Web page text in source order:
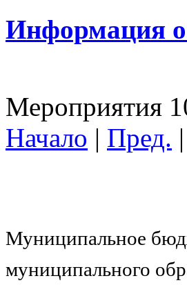
Информация о
Мероприятия
Начало | Пред. |
Муниципальное
муниципального